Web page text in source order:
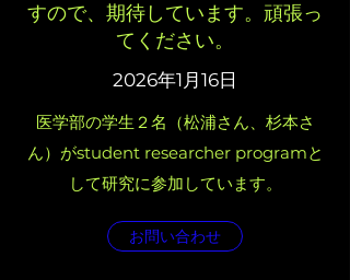
すので、期待しています。頑張っ
てください。
2026年1月16日
​医学部の学生２名（松浦さん、杉本さ
ん）がstudent researcher programと
して研究に参加しています。
お問い合わせ